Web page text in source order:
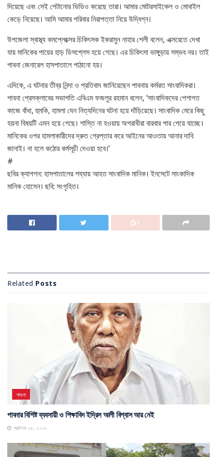
দিয়েছে এবং সেই পেটানোর ভিডিও করেছে তারা। আমার মোটরসাইকেল ও মোবাইল
কেড়ে নিয়েছে। আমি আমার পরিবার নিরাপত্তা নিয়ে উদ্বিগ্ন।
উপজেলা স্বাস্থ্য কমপ্লেক্সের চিকিৎসক ইকরামুন নাহার শেলী বলেন, এক্সরেতে দেখা
যায় মানিকের পায়ের হাড় ডিসপ্লেস হয়ে গেছে। এর চিকিৎসা ভাঙ্গুড়ায় সম্ভব নয়। তাই
পাবনা জেনারেল হাসপাতালে পাঠানো হয়।
এদিকে, এ ঘটনার তীব্র নিন্দা ও প্রতিবাদ জানিয়েছেন পাবনায় কর্মরত সাংবাদিকরা।
পাবনা প্রেসক্লাবের সভাপতি এবিএম ফজলুর রহমান বলেন, ‘সাংবাদিকদের পেশাগত
কাজে বাঁধা, হুমকি, হামলা যেন নিত্যদিনের ঘটনা হয়ে দাঁড়িয়েছে। সাংবাদিক মেরে কিছু
হয়না বিষয়টি এমন হয়ে গেছে। শাস্তি না হওয়ায় অপরাধীরা বারবার পার পেয়ে যাচ্ছে।
মানিকের ওপর হামলাকারীদের দ্রুত গ্রেপ্তার করে আইনের আওতায় আনার দাবি
জানাই। না হলে কঠোর কর্মসূচী দেওয়া হবে।’
#
ছবির ক্যাপশন: হাসপাতালের শয্যায় আহত সাংবাদিক মানিক। ইনসেটে সাংকাদিক
মানিক হোসেন। ছবি: সংগৃহিত।
পাবনার বিশিষ্ট ব্যবসায়ী ও শিক্ষাবিদ ইদ্রিস আলী বিশ্বাস আর নেই
অক্টোবর ২৫, ২০২৫